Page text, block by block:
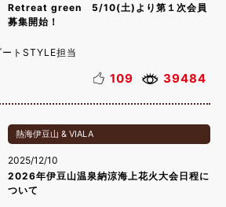
Retreat green 5/10(土)より第１次会員
募集開始！
トSTYLE担当
109 39484
熱海伊豆山 & VIALA
2025/12/10
2026年伊豆山温泉納涼海上花火大会日程に
ついて